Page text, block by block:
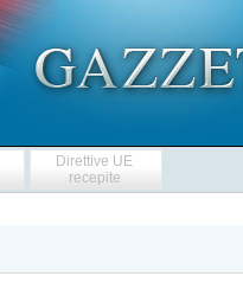
Direttive UE
recepite